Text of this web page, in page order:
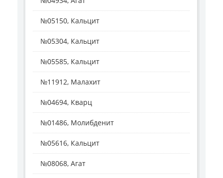
№05150, Кальцит
№05304, Кальцит
№05585, Кальцит
№11912, Малахит
№04694, Кварц
№01486, Молибденит
№05616, Кальцит
№08068, Агат